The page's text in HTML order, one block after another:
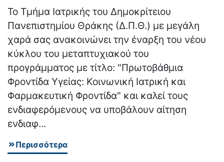
Το Τμήμα Ιατρικής του Δημοκρίτειου
Πανεπιστημίου Θράκης (Δ.Π.Θ.) με μεγάλη
χαρά σας ανακοινώνει την έναρξη του νέου
κύκλου του μεταπτυχιακού του
προγράμματος με τίτλο: "Πρωτοβάθμια
Φροντίδα Υγείας: Κοινωνική Ιατρική και
Φαρμακευτική Φροντίδα" και καλεί τους
ενδιαφερόμενους να υποβάλουν αίτηση
ενδιαφ...
Περισσότερα